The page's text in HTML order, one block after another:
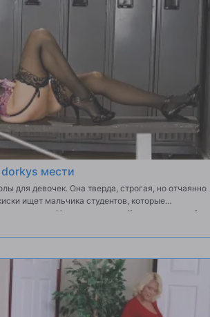
мести
для девочек. Она тверда, строгая, но отчаянно
ищет мальчика студентов, которые
школы. Наряду приходит Ксандер, дерзкий
знает, что он находится в для удивления на всю